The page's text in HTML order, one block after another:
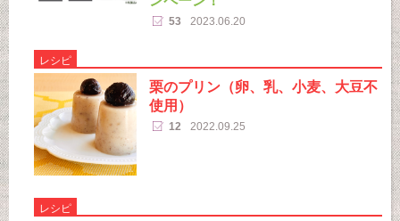
53 2023.06.20
レシピ
栗のプリン（卵、乳、小麦、大豆不
使用）
12 2022.09.25
レシピ